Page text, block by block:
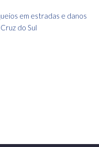
em estradas e danos
do Sul